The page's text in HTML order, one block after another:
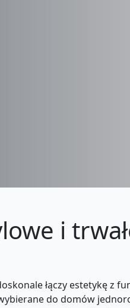
i
łączy estetykę z
do domów